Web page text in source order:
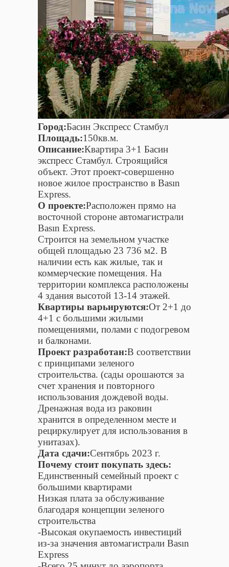
Город:Басин Экспресс Стамбул
Площадь:150кв.м.
Описание:Квартира 3+1 Басин
экспресс Стамбул. Строящийся
объект. Этот проект-совершенно
новое жилое пространство в Basın
Express.
О проекте:Расположен прямо на
восточной стороне автомагистрали
Basın Express.
Строится на земельном участке
общей площадью 23 736 м2. В
наличии есть как жилые, так и
коммерческие помещения. На
территории комплекса расположены
4 здания высотой 13-14 этажей.
Квартиры варьируются:От 2+1 до
4+1 с большими жилыми
помещениями, полами с подогревом
и балконами.
Проект разработан:В соответствии
с принципами зеленого
строительства. (сады орошаются за
счет хранения и повторного
использования дождевой воды.
Дренажная вода из раковин
хранится в определенном месте и
рециркулирует для использования в
унитазах).
Дата сдачи:Сентябрь 2023 г.
Почему стоит покупать здесь:
Единственный семейный проект с
большими квартирами
Низкая плата за обслуживание
благодаря концепции зеленого
строительства
-Высокая окупаемость инвестиций
из-за значения автомагистрали Basın
Express